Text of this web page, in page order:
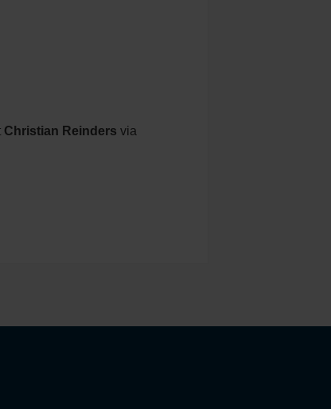
Christian Reinders via